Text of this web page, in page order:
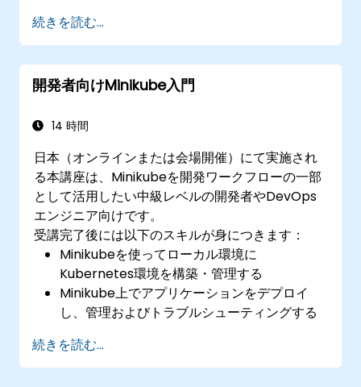
コンテナのデプロイと管理を行う
Kubernetes向けの永続ストレージやネット
ワーク環境を構築する
アプリケーションの開発・テスト・デバッグ
続きを読む...
開発者向けMinikube入門
14 時間
日本（オンラインまたは会場開催）にて実施され
る本講座は、Minikubeを開発ワークフローの一部
として活用したい中級レベルの開発者やDevOps
エンジニア向けです。
受講完了後には以下のスキルが身につきます：
Minikubeを使ってローカル環境に
Kubernetes環境を構築・管理する
Minikube上でアプリケーションをデプロイ
し、管理およびトラブルシューティングする
CI/CDパイプラインへMinikubeを統合する手
法を理解する
続きを読む...